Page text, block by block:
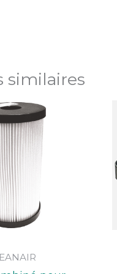
similaires